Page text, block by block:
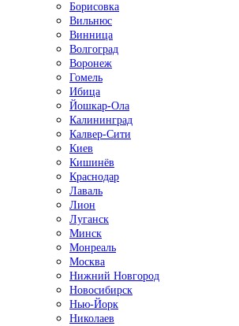
Борисовка
Вильнюс
Винница
Волгоград
Воронеж
Гомель
Ибица
Йошкар-Ола
Калининград
Калвер-Сити
Киев
Кишинёв
Краснодар
Лаваль
Лион
Луганск
Минск
Монреаль
Москва
Нижний Новгород
Новосибирск
Нью-Йорк
Николаев